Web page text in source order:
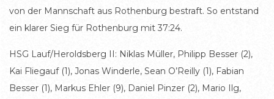
von der Mannschaft aus Rothenburg bestraft. So entstand
ein klarer Sieg für Rothenburg mit 37:24.
HSG Lauf/Heroldsberg II: Niklas Müller, Philipp Besser (2),
Kai Fliegauf (1), Jonas Winderle, Sean O’Reilly (1), Fabian
Besser (1), Markus Ehler (9), Daniel Pinzer (2), Mario Ilg,